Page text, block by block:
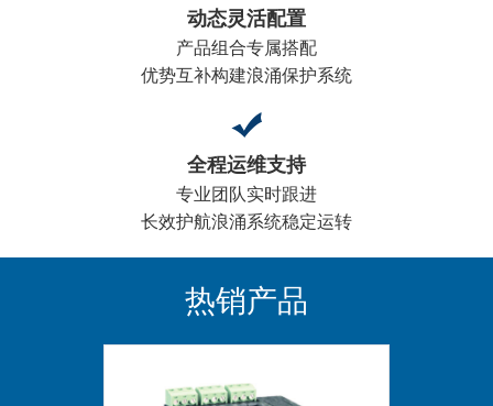
动态灵活配置
产品组合专属搭配
优势互补构建浪涌保护系统
全程运维支持
专业团队实时跟进
长效护航浪涌系统稳定运转
热销产品